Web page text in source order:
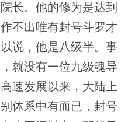
长。他的修为是达到
不出唯有封号斗罗才
说，他是八级半。事
就没有一位九级魂导
速发展以来，大陆上
体系中有而已，封号